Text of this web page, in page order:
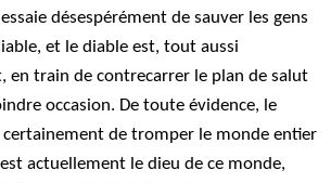
désespérément de sauver les gens
et le diable est, tout aussi
en train de contrecarrer le plan de salut
occasion. De toute évidence, le
certainement de tromper le monde entier
actuellement le dieu de ce monde,